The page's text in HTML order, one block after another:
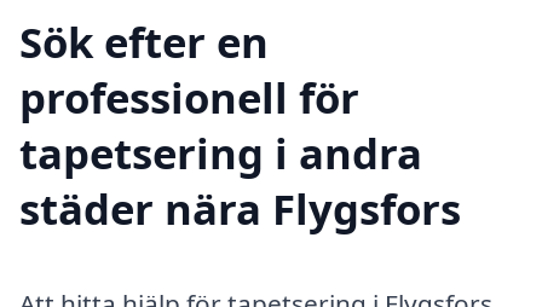
Sök efter en
professionell för
tapetsering i andra
städer nära Flygsfors